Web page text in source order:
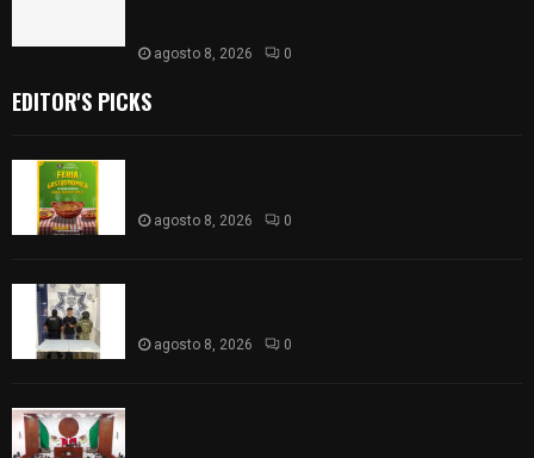
agosto 8, 2026 0
EDITOR'S PICKS
agosto 8, 2026 0
agosto 8, 2026 0